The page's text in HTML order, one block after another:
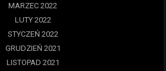
MARZEC 2022
LUTY 2022
STYCZEŃ 2022
GRUDZIEŃ 2021
LISTOPAD 2021